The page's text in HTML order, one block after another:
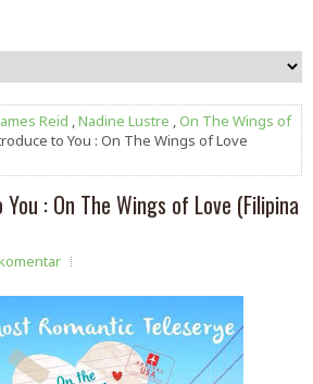
Reid ,Nadine Lustre ,On The Wings of
to You : On The Wings of Love
: On The Wings of Love (Filipina